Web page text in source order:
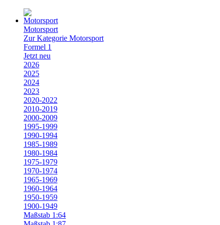
Motorsport
Zur Kategorie Motorsport
Formel 1
Jetzt neu
2026
2025
2024
2023
2020-2022
2010-2019
2000-2009
1995-1999
1990-1994
1985-1989
1980-1984
1975-1979
1970-1974
1965-1969
1960-1964
1950-1959
1900-1949
Maßstab 1:64